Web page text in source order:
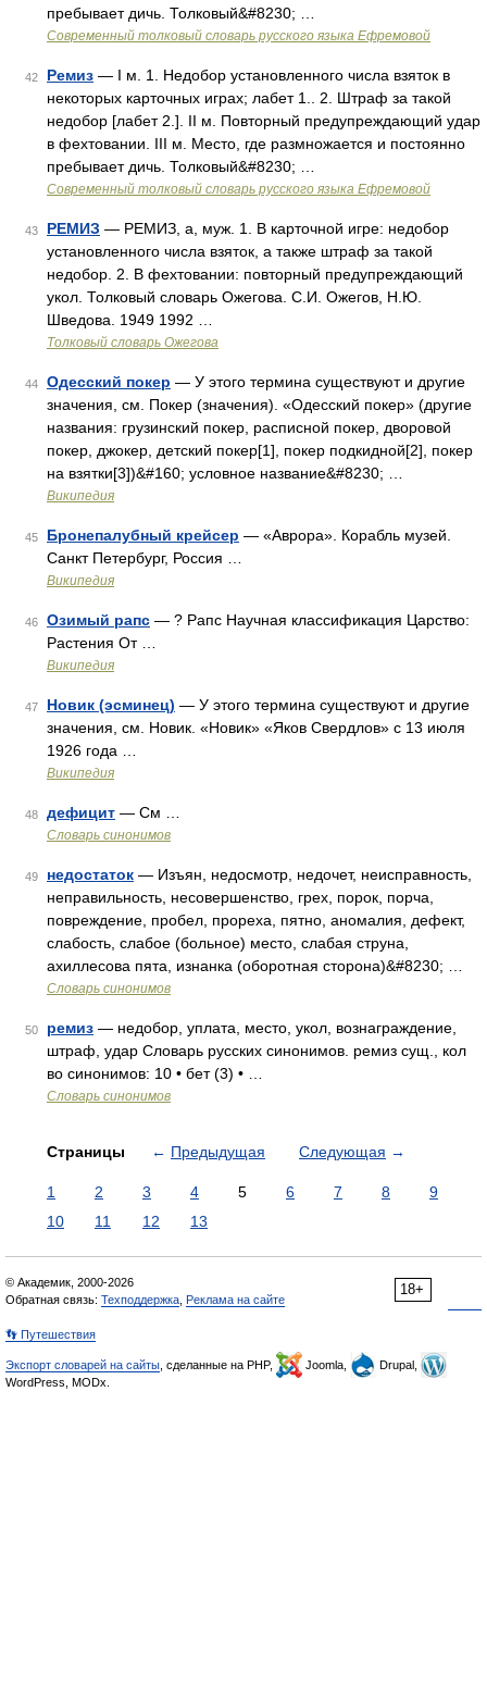
пребывает дичь. Толковый&#8230; …
Современный толковый словарь русского языка Ефремовой
42 Ремиз — I м. 1. Недобор установленного числа взяток в
некоторых карточных играх; лабет 1.. 2. Штраф за такой
недобор [лабет 2.]. II м. Повторный предупреждающий удар
в фехтовании. III м. Место, где размножается и постоянно
пребывает дичь. Толковый&#8230; …
Современный толковый словарь русского языка Ефремовой
43 РЕМИЗ — РЕМИЗ, а, муж. 1. В карточной игре: недобор
установленного числа взяток, а также штраф за такой
недобор. 2. В фехтовании: повторный предупреждающий
укол. Толковый словарь Ожегова. С.И. Ожегов, Н.Ю.
Шведова. 1949 1992 …
Толковый словарь Ожегова
44 Одесский покер — У этого термина существуют и другие
значения, см. Покер (значения). «Одесский покер» (другие
названия: грузинский покер, расписной покер, дворовой
покер, джокер, детский покер[1], покер подкидной[2], покер
на взятки[3])&#160; условное название&#8230; …
Википедия
45 Бронепалубный крейсер — «Аврора». Корабль музей.
Санкт Петербург, Россия …
Википедия
46 Озимый рапс — ? Рапс Научная классификация Царство:
Растения От …
Википедия
47 Новик (эсминец) — У этого термина существуют и другие
значения, см. Новик. «Новик» «Яков Свердлов» с 13 июля
1926 года …
Википедия
48 дефицит — См …
Словарь синонимов
49 недостаток — Изъян, недосмотр, недочет, неисправность,
неправильность, несовершенство, грех, порок, порча,
повреждение, пробел, прореха, пятно, аномалия, дефект,
слабость, слабое (больное) место, слабая струна,
ахиллесова пята, изнанка (оборотная сторона)&#8230; …
Словарь синонимов
50 ремиз — недобор, уплата, место, укол, вознаграждение,
штраф, удар Словарь русских синонимов. ремиз сущ., кол
во синонимов: 10 • бет (3) • …
Словарь синонимов
Страницы ← Предыдущая Следующая →
1 2 3 4 5 6 7 8
9
10
11 12 13
18+
© Академик, 2000-2026
Обратная связь: Техподдержка Реклама на сайте
👣 Путешествия
Экспорт словарей на сайты , сделанные на PHP, Joomla,
Drupal,
WordPress, MODx.